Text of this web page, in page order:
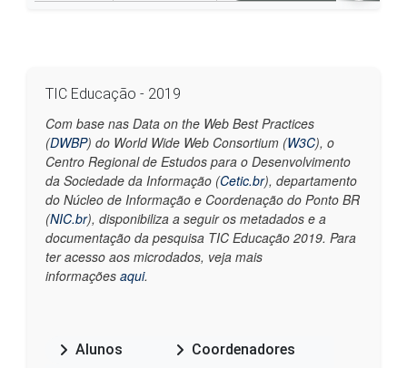
TIC Educação - 2019
Com base nas Data on the Web Best Practices
(DWBP) do World Wide Web Consortium (W3C), o
Centro Regional de Estudos para o Desenvolvimento
da Sociedade da Informação (Cetic.br), departamento
do Núcleo de Informação e Coordenação do Ponto BR
(NIC.br), disponibiliza a seguir os metadados e a
documentação da pesquisa TIC Educação 2019. Para
ter acesso aos microdados, veja mais
informações aqui.
Alunos
Coordenadores